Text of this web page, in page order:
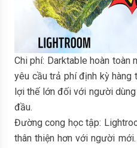
Chi phí: Darktable hoàn toàn
yêu cầu trả phí định kỳ hàng
lợi thế lớn đối với người
đầu.
Đường cong học tập:
thân thiện hơn với người